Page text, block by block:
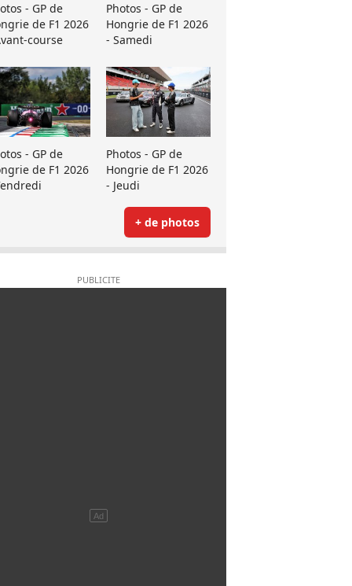
- GP de
de F1 2026
course
Photos - GP de
Hongrie de F1 2026
- Samedi
- GP de
de F1 2026
Photos - GP de
Hongrie de F1 2026
- Jeudi
+ de photos